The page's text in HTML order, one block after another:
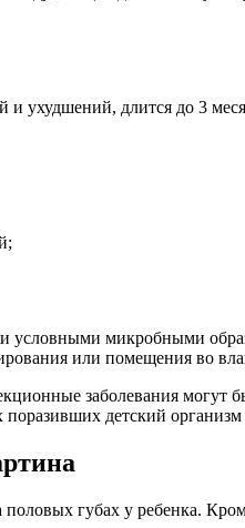
и ухудшений, длится до 3
условными микробными
или помещения во
заболевания
детский организм
губах у ребенка.